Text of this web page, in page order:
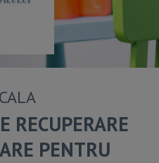
RECUPERARE
PENTRU